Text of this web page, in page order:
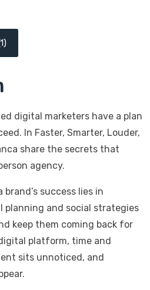
digital marketers have a plan
In Faster, Smarter, Louder,
share the secrets that
agency.
brand’s success lies in
planning and social strategies
keep them coming back for
platform, time and
sits unnoticed, and